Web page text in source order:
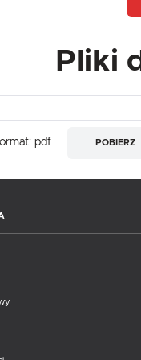
Pliki
pdf POBIERZ